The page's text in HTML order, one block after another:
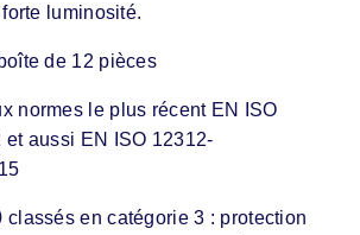
luminosité.
de 12 pièces
normes le plus récent EN ISO
et aussi EN ISO 12312-
classés en catégorie 3 : protection